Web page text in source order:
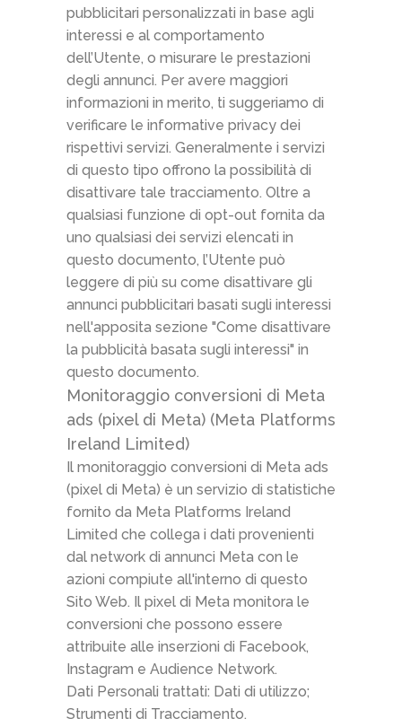
pubblicitari personalizzati in base agli
interessi e al comportamento
dell’Utente, o misurare le prestazioni
degli annunci. Per avere maggiori
informazioni in merito, ti suggeriamo di
verificare le informative privacy dei
rispettivi servizi. Generalmente i servizi
di questo tipo offrono la possibilità di
disattivare tale tracciamento. Oltre a
qualsiasi funzione di opt-out fornita da
uno qualsiasi dei servizi elencati in
questo documento, l’Utente può
leggere di più su come disattivare gli
annunci pubblicitari basati sugli interessi
nell'apposita sezione "Come disattivare
la pubblicità basata sugli interessi" in
questo documento.
Monitoraggio conversioni di Meta
ads (pixel di Meta) (Meta Platforms
Ireland Limited)
Il monitoraggio conversioni di Meta ads
(pixel di Meta) è un servizio di statistiche
fornito da Meta Platforms Ireland
Limited che collega i dati provenienti
dal network di annunci Meta con le
azioni compiute all'interno di questo
Sito Web. Il pixel di Meta monitora le
conversioni che possono essere
attribuite alle inserzioni di Facebook,
Instagram e Audience Network.
Dati Personali trattati: Dati di utilizzo;
Strumenti di Tracciamento.